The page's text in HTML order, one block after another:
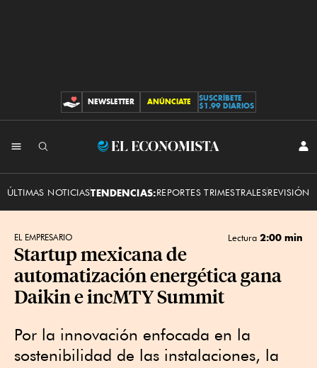
CONTRIBUCIONES
NEWSLETTER ANÚNCIATE
SUSCRÍBETE
$1.99 DIARIOS
El
ÚLTIMAS NOTICIASTENDENCIAS:REPORTES TRIMESTRALESREVISIÓN
EL EMPRESARIO Lectura 2:00 min
Startup mexicana de
automatización energética gana
Daikin e incMTY Summit
Por la innovación enfocada en la
sostenibilidad de las instalaciones, la